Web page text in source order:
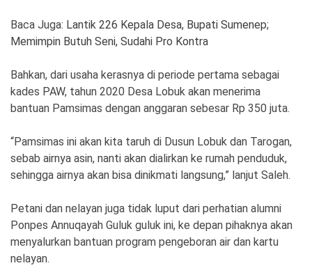
Baca Juga: Lantik 226 Kepala Desa, Bupati Sumenep;
Memimpin Butuh Seni, Sudahi Pro Kontra
Bahkan, dari usaha kerasnya di periode pertama sebagai
kades PAW, tahun 2020 Desa Lobuk akan menerima
bantuan Pamsimas dengan anggaran sebesar Rp 350 juta.
“Pamsimas ini akan kita taruh di Dusun Lobuk dan Tarogan,
sebab airnya asin, nanti akan dialirkan ke rumah penduduk,
sehingga airnya akan bisa dinikmati langsung,” lanjut Saleh.
Petani dan nelayan juga tidak luput dari perhatian alumni
Ponpes Annuqayah Guluk guluk ini, ke depan pihaknya akan
menyalurkan bantuan program pengeboran air dan kartu
nelayan.